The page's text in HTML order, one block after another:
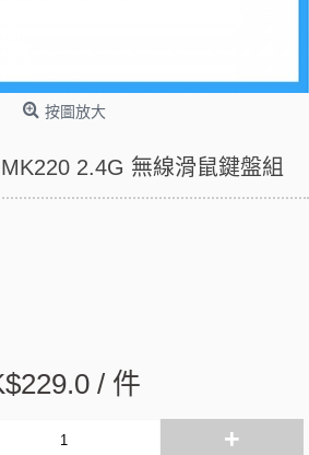
按圖放大
2.4G 無線滑鼠鍵盤組
/ 件
+